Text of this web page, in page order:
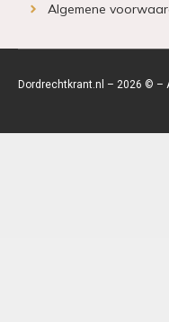
Algemene
Dordrechtkrant.nl – 2026 © –